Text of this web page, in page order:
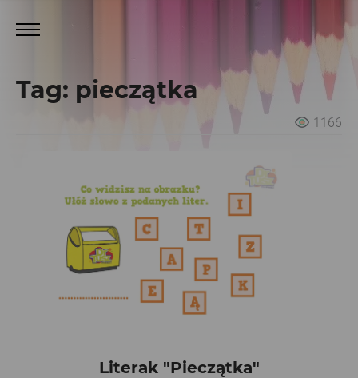
Tag: pieczątka
1166
Literak "Pieczątka"